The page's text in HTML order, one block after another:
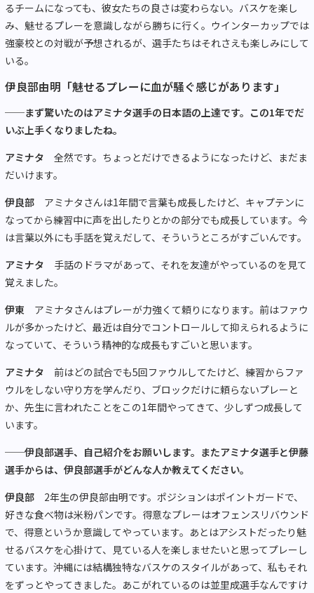
るチームになっても、彼女たちの良さは変わらない。バスケを楽し
み、魅せるプレーを意識しながら勝ちに行く。ウインターカップでは
強豪校との対戦が予想されるが、選手たちはそれさえも楽しみにして
いる。
伊良部由明「魅せるプレーに血が騒ぐ感じがあります」
──まず驚いたのはアミナタ選手の日本語の上達です。この1年でだ
いぶ上手くなりましたね。
アミナタ 全然です。ちょっとだけできるようになったけど、まだま
だいけます。
伊良部 アミナタさんは1年間で言葉も成長したけど、キャプテンに
なってから練習中に声を出したりとかの部分でも成長しています。今
は言葉以外にも手話を覚えだして、そういうところがすごいんです。
アミナタ 手話のドラマがあって、それを友達がやっているのを見て
覚えました。
伊東 アミナタさんはプレーが力強くて頼りになります。前はファウ
ルが多かったけど、最近は自分でコントロールして抑えられるように
なっていて、そういう精神的な成長もすごいと思います。
アミナタ 前はどの試合でも5回ファウルしてたけど、練習からファ
ウルをしない守り方を学んだり、ブロックだけに頼らないプレーと
か、先生に言われたことをこの1年間やってきて、少しずつ成長して
います。
──伊良部選手、自己紹介をお願いします。またアミナタ選手と伊藤
選手からは、伊良部選手がどんな人か教えてください。
伊良部 2年生の伊良部由明です。ポジションはポイントガードで、
好きな食べ物は米粉パンです。得意なプレーはオフェンスリバウンド
で、得意というか意識してやっています。あとはアシストだったり魅
せるバスケを心掛けて、見ている人を楽しませたいと思ってプレーし
ています。沖縄には結構独特なバスケのスタイルがあって、私もそれ
をずっとやってきました。あこがれているのは並里成選手なんですけ